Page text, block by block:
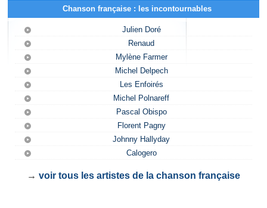
Chanson française : les incontournables
Julien Doré
Renaud
Mylène Farmer
Michel Delpech
Les Enfoirés
Michel Polnareff
Pascal Obispo
Florent Pagny
Johnny Hallyday
Calogero
→ voir tous les artistes de la chanson française